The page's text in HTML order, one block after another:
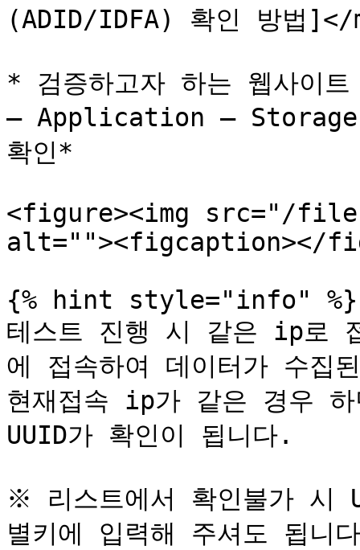
(ADID/IDFA) 확인 방법]</
* 검증하고자 하는 웹사이
– Application –
확인*
<figure><img src="/files/
alt=""><figcaption></
{% hint style="info" %}
테스트 진행 시 같은 ip로
에 접속하여 데이터가 수집
현재접속 ip가 같은 경우 하
UUID가 확인이 됩니다.
※ 리스트에서 확인불가 시
별키에 입력해 주셔도 됩니